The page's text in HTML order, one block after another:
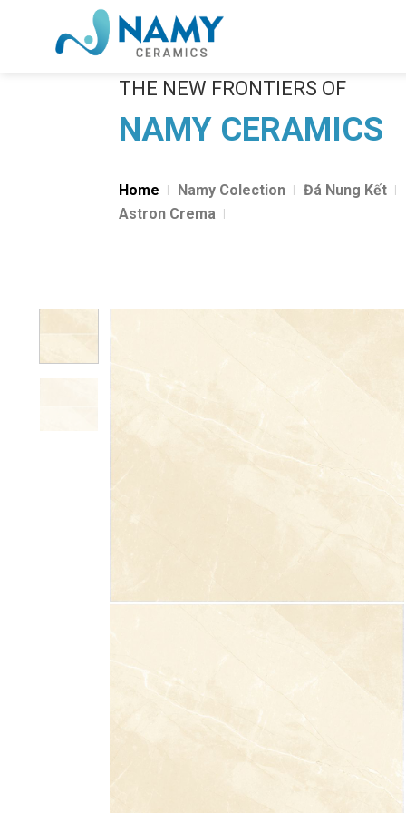
THE NEW FRONTIERS OF
NAMY CERAMICS
Home Namy Colection Đá Nung Kết
Astron Crema